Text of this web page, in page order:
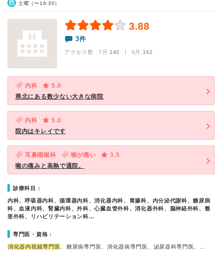
土曜（〜16:30）
3.88
3件
アクセス数 7月:142 | 6月:142
内科
5.0
県北にある数少ない大きな病院
内科
5.0
院内はキレイです
耳鼻咽喉科 喉が痛い
3.5
喉の痛みと高熱で通院。
診療科目：
内科、呼吸器内科、循環器内科、消化器内科、胃腸科、内分泌代謝科、糖尿病
科、血液内科、腎臓内科、外科、心臓血管外科、消化器外科、脳神経外科、整
形外科、リハビリテーション科…
専門医・資格：
消化器内視鏡専門医 、糖尿病専門医、消化器病専門医、泌尿器科専門医、…